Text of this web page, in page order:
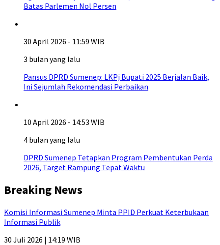
Batas Parlemen Nol Persen
30 April 2026 - 11:59 WIB
3 bulan yang lalu
Pansus DPRD Sumenep: LKPj Bupati 2025 Berjalan Baik,
Ini Sejumlah Rekomendasi Perbaikan
10 April 2026 - 14:53 WIB
4 bulan yang lalu
DPRD Sumenep Tetapkan Program Pembentukan Perda
2026, Target Rampung Tepat Waktu
Breaking News
Komisi Informasi Sumenep Minta PPID Perkuat Keterbukaan
Informasi Publik
30 Juli 2026 | 14:19 WIB